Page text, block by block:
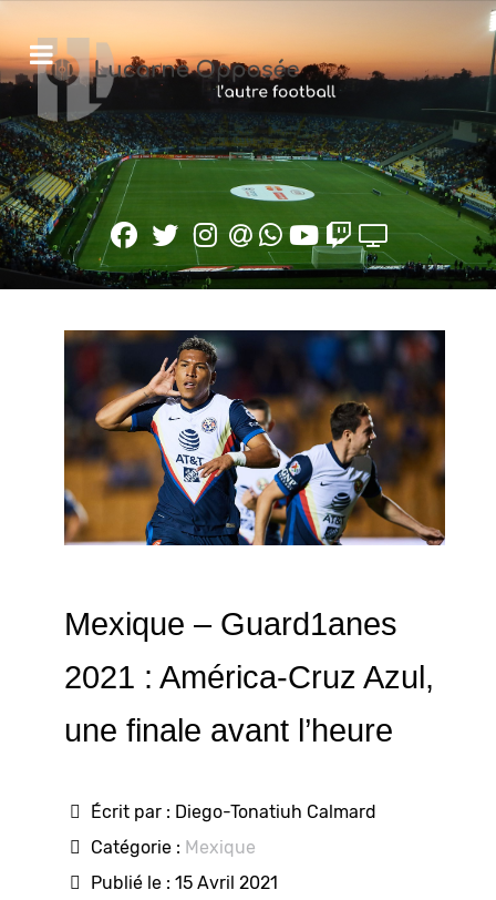
Mexique – Guard1anes
2021 : América-Cruz Azul,
une finale avant l’heure
Écrit par : Diego-Tonatiuh Calmard
Catégorie : Mexique
Publié le : 15 Avril 2021